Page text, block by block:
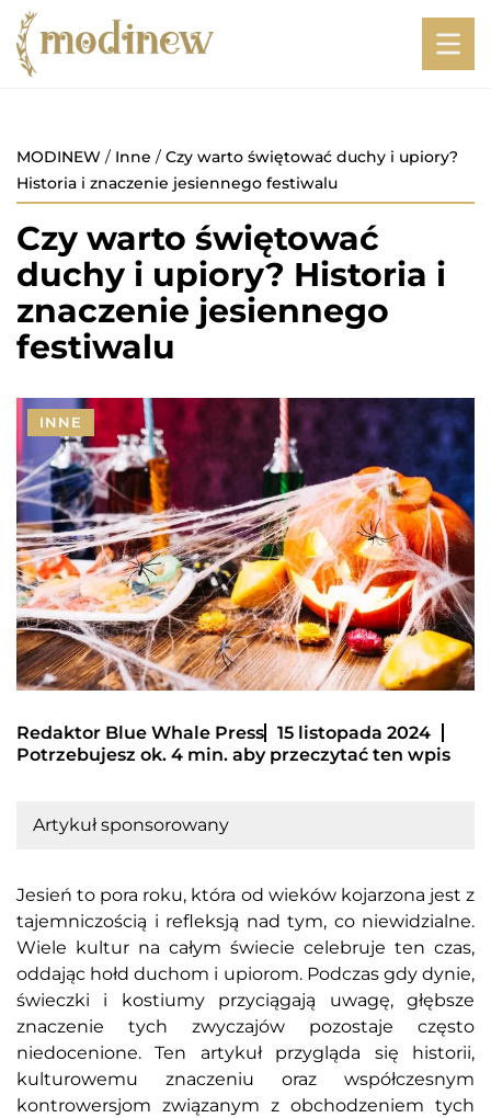
MODINEW / Inne / Czy warto świętować duchy i upiory?
Historia i znaczenie jesiennego festiwalu
Czy warto świętować
duchy i upiory? Historia i
znaczenie jesiennego
festiwalu
INNE
Redaktor Blue Whale Press
15 listopada 2024
Potrzebujesz ok. 4 min. aby przeczytać ten wpis
Artykuł sponsorowany
Jesień to pora roku, która od wieków kojarzona jest z
tajemniczością i refleksją nad tym, co niewidzialne.
Wiele kultur na całym świecie celebruje ten czas,
oddając hołd duchom i upiorom. Podczas gdy dynie,
świeczki i kostiumy przyciągają uwagę, głębsze
znaczenie tych zwyczajów pozostaje często
niedocenione. Ten artykuł przygląda się historii,
kulturowemu znaczeniu oraz współczesnym
kontrowersjom związanym z obchodzeniem tych